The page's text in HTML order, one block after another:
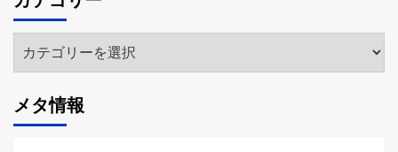
ブ
テ
リ
ー
メタ情報